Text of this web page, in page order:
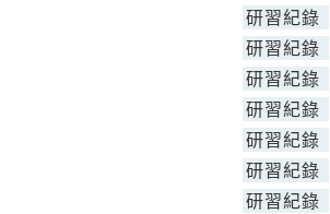
研習紀錄
研習紀錄
研習紀錄
研習紀錄
研習紀錄
研習紀錄
研習紀錄